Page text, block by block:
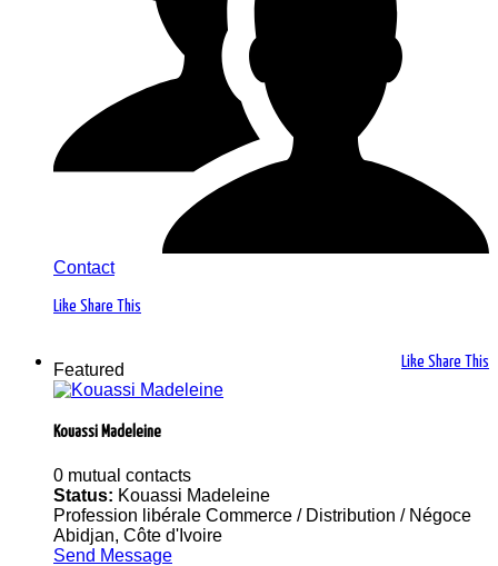
Contact
Like Share This
Like Share This
Featured
Kouassi Madeleine
0 mutual contacts
Status: Kouassi Madeleine
Profession libérale Commerce / Distribution / Négoce
Abidjan, Côte d'Ivoire
Send Message